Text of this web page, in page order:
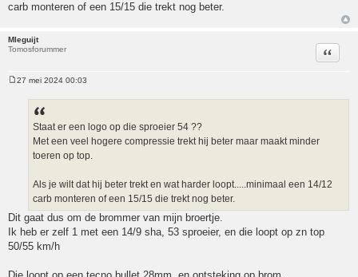
carb monteren of een 15/15 die trekt nog beter.
Mleguijt
Tomosforummer
Citeer
27 mei 2024 00:03
Staat er een logo op die sproeier 54 ??
Met een veel hogere compressie trekt hij beter maar maakt minder
toeren op top.
Als je wilt dat hij beter trekt en wat harder loopt.....minimaal een 14/12
carb monteren of een 15/15 die trekt nog beter.
Dit gaat dus om de brommer van mijn broertje.
Ik heb er zelf 1 met een 14/9 sha, 53 sproeier, en die loopt op zn top
50/55 km/h